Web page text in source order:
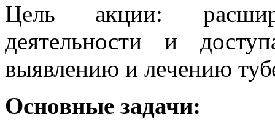
Цель акции:
деятельности и
выявлению и лечению
Основные задачи: